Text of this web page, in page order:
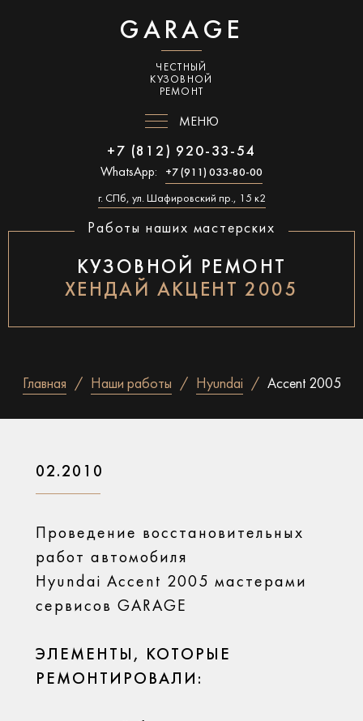
GARAGE
ЧЕСТНЫЙ
КУЗОВНОЙ
РЕМОНТ
МЕНЮ
+7 (812) 920-33-54
WhatsApp: +7 (911) 033-80-00
г. СПб, ул. Шафировский пр., 15 к2
Работы наших мастерских
КУЗОВНОЙ РЕМОНТ
ХЕНДАЙ АКЦЕНТ 2005
Главная Наши работы Hyundai Accent 2005
02.2010
Проведение восстановительных
работ автомобиля
Hyundai Accent 2005 мастерами
сервисов GARAGE
ЭЛЕМЕНТЫ, КОТОРЫЕ
РЕМОНТИРОВАЛИ: